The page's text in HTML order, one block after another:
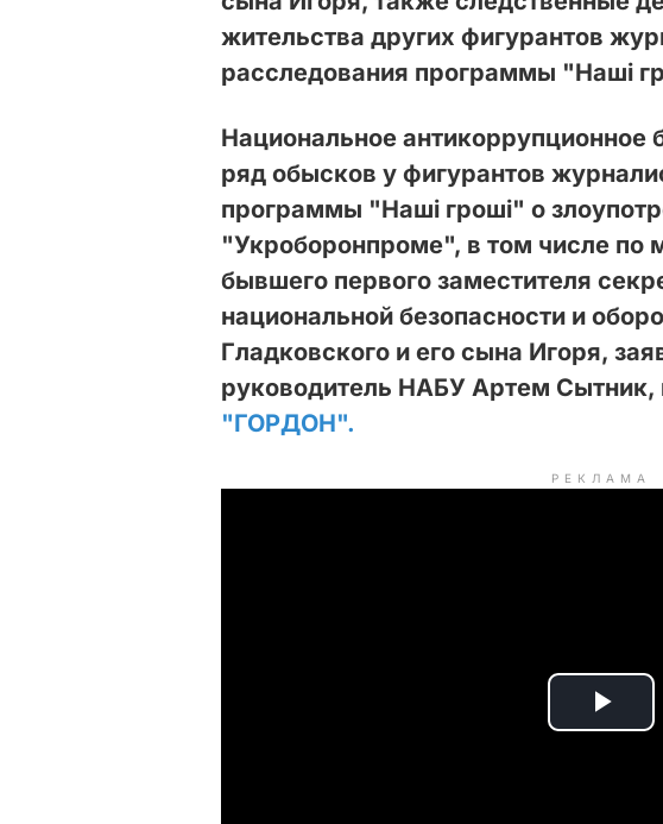
жительства других фигурантов
расследования программы "Наші
Национальное
ряд обысков у фигурантов
программы "Наші гроші" о
"Укроборонпроме", в том числе по
бывшего первого заместителя
национальной безопасности и
Гладковского и его сына Игоря,
руководитель НАБУ Артем Сытник,
"ГОРДОН".
РЕКЛАМА
P